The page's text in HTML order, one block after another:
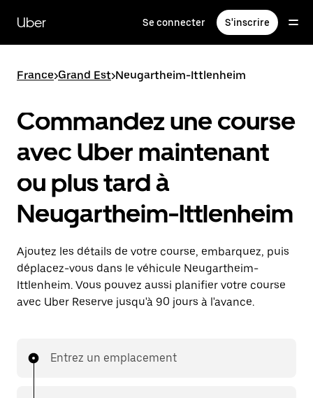
contenu
principal
Uber Se connecter S'inscrire
France>Grand Est>Neugartheim-Ittlenheim
Commandez une course
avec Uber maintenant
ou plus tard à
Neugartheim-Ittlenheim
Ajoutez les détails de votre course, embarquez, puis
déplacez-vous dans le véhicule Neugartheim-
Ittlenheim. Vous pouvez aussi planifier votre course
avec Uber Reserve jusqu'à 90 jours à l'avance.
Entrez un emplacement